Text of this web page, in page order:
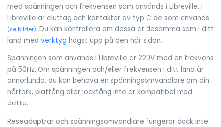
med spänningen och frekvensen som används i Libreville. I
Libreville är eluttag och kontakter av typ C de som används
(se bilder). Du kan kontrollera om dessa är desamma som i ditt
land med verktyg högst upp på den här sidan.
Spänningen som används i Libreville är 220V med en frekvens
på 50Hz. Om spänningen och/eller frekvensen i ditt land är
annorlunda, du kan behöva en spänningsomvandlare om din
hårtork, plattång eller locktång inte är kompatibel med
detta.
Reseadaptrar och spänningsomvandlare fungerar dock inte